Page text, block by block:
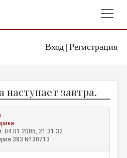
Вход| Регистрация
наcтупает завтра.
04.01.2005, 21:31:32
383 № 30713